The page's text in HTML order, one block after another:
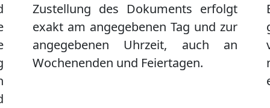
Zustellung des Dokuments erfolgt
exakt am angegebenen Tag und zur
angegebenen Uhrzeit, auch an
Wochenenden und Feiertagen.